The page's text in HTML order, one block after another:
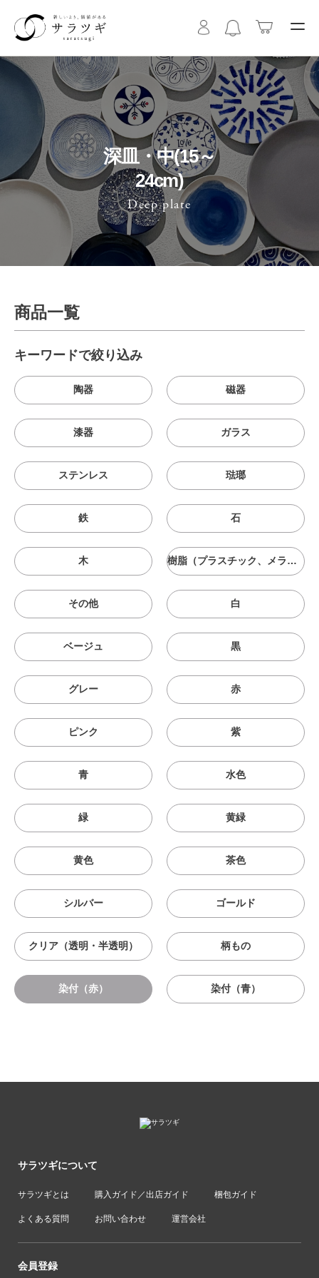
深皿・中(15～
24cm)
Deep plate
商品一覧
キーワードで絞り込み
陶器 磁器
漆器 ガラス
ステンレス 琺瑯
鉄 石
木 樹脂（プラスチック、メラニン、シリコン等）
その他 白
ベージュ 黒
グレー 赤
ピンク 紫
青 水色
緑 黄緑
黄色 茶色
シルバー ゴールド
クリア（透明・半透明） 柄もの
染付（赤） 染付（青）
サラツギについて
サラツギとは 購入ガイド／出店ガイド 梱包ガイド
よくある質問 お問い合わせ 運営会社
会員登録